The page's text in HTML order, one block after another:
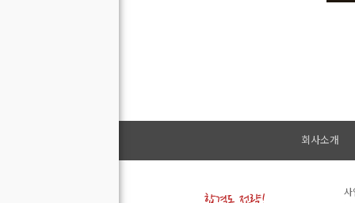
회사소개